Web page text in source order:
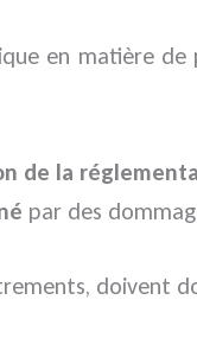
en matière
de la
par des
doivent